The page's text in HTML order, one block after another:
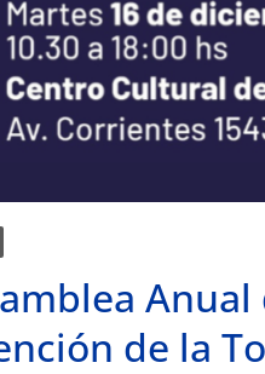
de la